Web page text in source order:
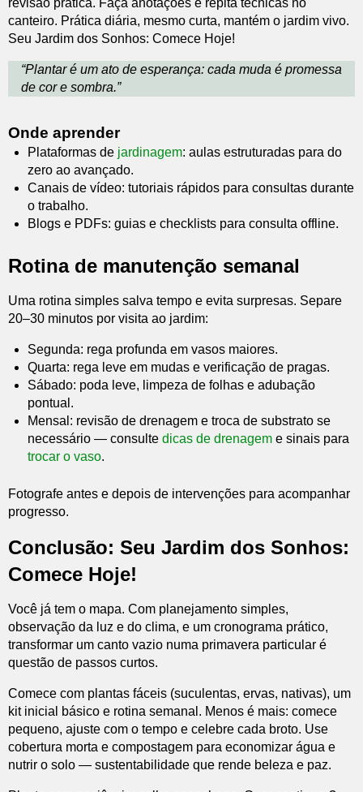
revisão prática. Faça anotações e repita técnicas no
canteiro. Prática diária, mesmo curta, mantém o jardim vivo.
Seu Jardim dos Sonhos: Comece Hoje!
“Plantar é um ato de esperança: cada muda é promessa
de cor e sombra.”
Onde aprender
Plataformas de jardinagem: aulas estruturadas para do
zero ao avançado.
Canais de vídeo: tutoriais rápidos para consultas durante
o trabalho.
Blogs e PDFs: guias e checklists para consulta offline.
Rotina de manutenção semanal
Uma rotina simples salva tempo e evita surpresas. Separe
20–30 minutos por visita ao jardim:
Segunda: rega profunda em vasos maiores.
Quarta: rega leve em mudas e verificação de pragas.
Sábado: poda leve, limpeza de folhas e adubação
pontual.
Mensal: revisão de drenagem e troca de substrato se
necessário — consulte dicas de drenagem e sinais para
trocar o vaso.
Fotografe antes e depois de intervenções para acompanhar
progresso.
Conclusão: Seu Jardim dos Sonhos:
Comece Hoje!
Você já tem o mapa. Com planejamento simples,
observação da luz e do clima, e um cronograma prático,
transformar um canto vazio numa primavera particular é
questão de passos curtos.
Comece com plantas fáceis (suculentas, ervas, nativas), um
kit inicial básico e rotina semanal. Menos é mais: comece
pequeno, ajuste com o tempo e celebre cada broto. Use
cobertura morta e compostagem para economizar água e
nutrir o solo — sustentabilidade que rende beleza e paz.